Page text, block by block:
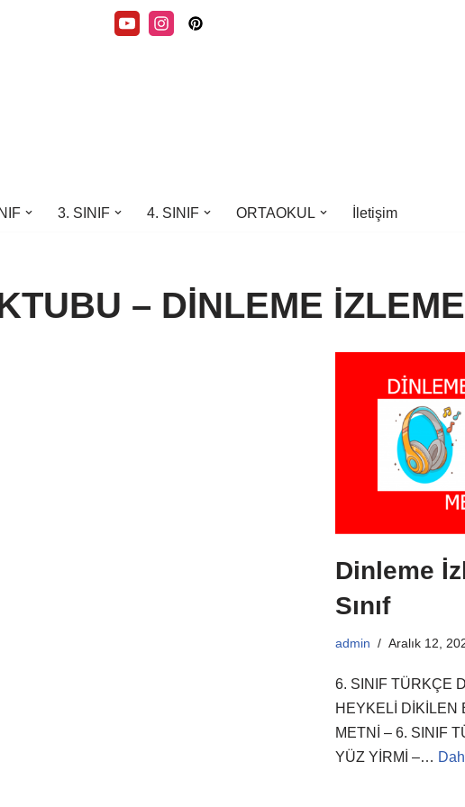
3. SINIF 4. SINIF ORTAOKUL İletişim
– DİNLEME
Dinleme
Sınıf
admin Aralık 12,
6. SINIF TÜRKÇE
HEYKELİ DİKİLEN
METNİ – 6. SINIF
YÜZ YİRMİ –…